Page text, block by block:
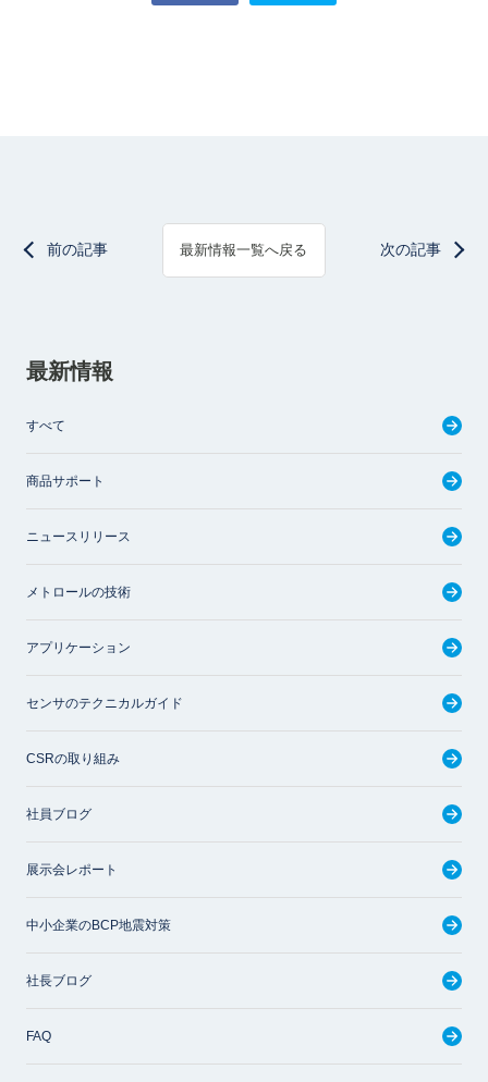
前の記事 最新情報一覧へ戻る 次の記事
最新情報
すべて
商品サポート
ニュースリリース
メトロールの技術
アプリケーション
センサのテクニカルガイド
CSRの取り組み
社員ブログ
展示会レポート
中小企業のBCP地震対策
社長ブログ
FAQ